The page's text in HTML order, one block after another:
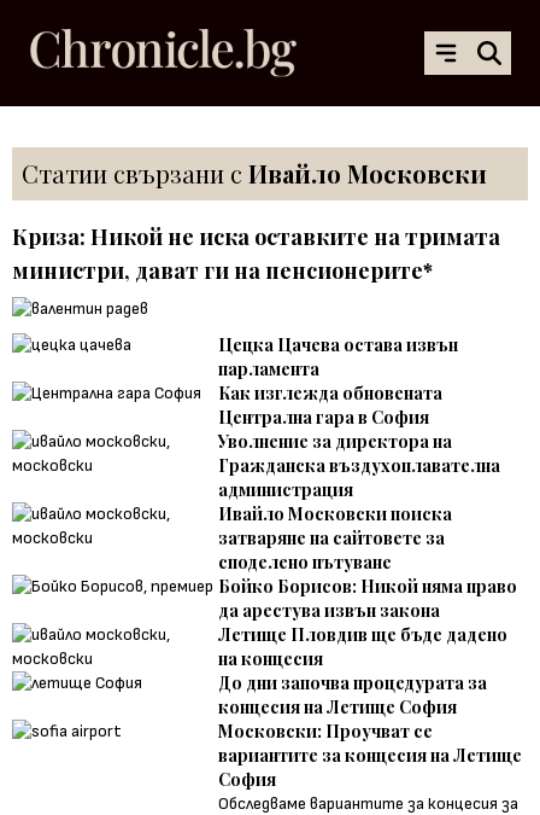
Статии свързани с Ивайло Московски
Криза: Никой не иска оставките на тримата
министри, дават ги на пенсионерите*
Цецка Цачева остава извън
парламента
Как изглежда обновената
Централна гара в София
Уволнение за директора на
Гражданска въздухоплавателна
администрация
Ивайло Московски поиска
затваряне на сайтовете за
споделено пътуване
Бойко Борисов: Никой няма право
да арестува извън закона
Летище Пловдив ще бъде дадено
на концесия
До дни започва процедурата за
концесия на Летище София
Московски: Проучват се
вариантите за концесия на Летище
София
Обследваме вариантите за концесия за